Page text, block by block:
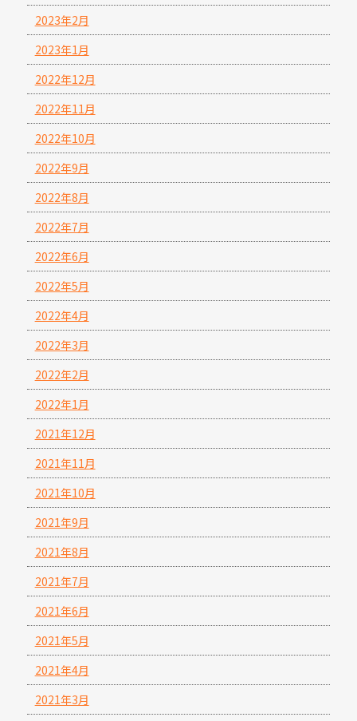
2023年2月
2023年1月
2022年12月
2022年11月
2022年10月
2022年9月
2022年8月
2022年7月
2022年6月
2022年5月
2022年4月
2022年3月
2022年2月
2022年1月
2021年12月
2021年11月
2021年10月
2021年9月
2021年8月
2021年7月
2021年6月
2021年5月
2021年4月
2021年3月